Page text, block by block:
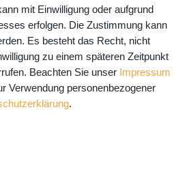
- Keine Angebote
verpassen!
dass ich die
Einwilligung kann ich jederzeit
mit Einwilligung oder aufgrund
erfolgen. Die Zustimmung kann
Es besteht das Recht, nicht
zu einem späteren Zeitpunkt
Beachten Sie unser Impressum
Verwendung personenbezogener
.